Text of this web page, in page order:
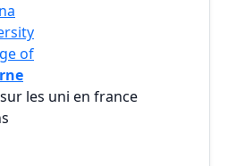
of
les uni en france